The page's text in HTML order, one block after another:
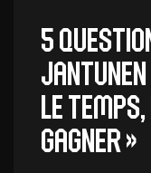
5
Jantunen
le
gagner »